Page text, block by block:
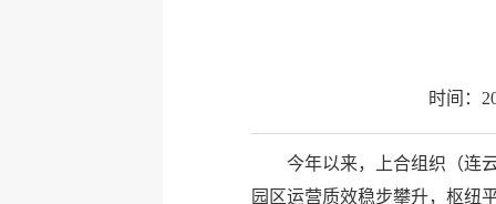
时间：
今年以来，上合组织（连
园区运营质效稳步攀升，枢纽